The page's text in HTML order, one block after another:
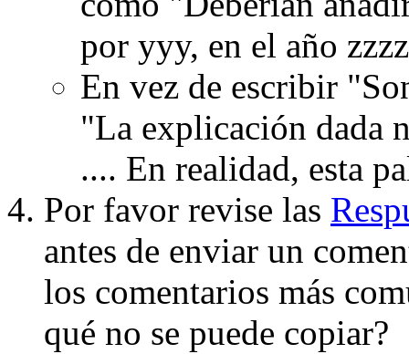
por yyy, en el año
En vez de escribir
"La explicación dada
.... En realidad, esta
Por favor revise las
antes de enviar un
los comentarios más
qué no se puede copiar?